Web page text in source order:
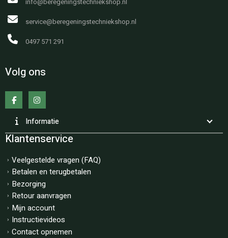
service@beregeningstechniekshop.nl
0497 571 291
Volg ons
Informatie
Klantenservice
Veelgestelde vragen (FAQ)
Betalen en terugbetalen
Bezorging
Retour aanvragen
Mijn account
Instructievideos
Contact opnemen